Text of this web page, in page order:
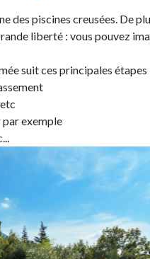
des piscines creusées. De
liberté : vous pouvez
suit ces principales étapes
exemple